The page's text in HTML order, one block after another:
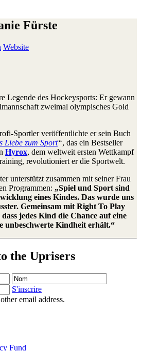
Fürste
Website
Legende des Hockeysports: Er gewann
zweimal olympisches Gold
Sportler veröffentlichte er sein Buch
Liebe zum Sport“, das ein Bestseller
Hyrox, dem weltweit ersten Wettkampf
revolutioniert er die Sportwelt.
unterstützt zusammen mit seiner Frau
Programmen: „Spiel und Sport sind
eines Kindes. Das wurde uns
Gemeinsam mit Right To Play
jedes Kind die Chance auf eine
unbeschwerte Kindheit erhält.“
the Uprisers
Nom
e-
S'inscrire
email address.
Fund